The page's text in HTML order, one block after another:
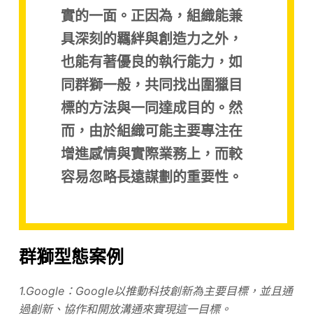
實的一面。正因為，組織能兼
具深刻的羈絆與創造力之外，
也能有著優良的執行能力，如
同群獅一般，共同找出圍獵目
標的方法與一同達成目的。然
而，由於組織可能主要專注在
增進感情與實際業務上，而較
容易忽略長遠謀劃的重要性。
群獅型態案例
1.Google：Google以推動科技創新為主要目標，並且通
過創新、協作和開放溝通來實現這一目標。